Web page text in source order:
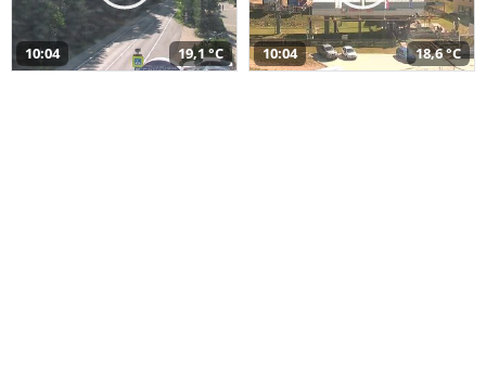
10:04 19,1 °C 10:04 18,6 °C